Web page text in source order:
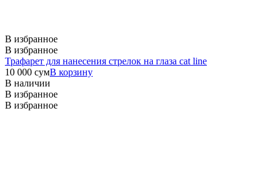
В избранное
В избранное
Трафарет для нанесения стрелок на глаза cat line
10 000 сумВ корзину
В наличии
В избранное
В избранное